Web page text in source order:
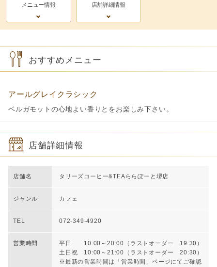
メニュー情報 店舗詳細情報
おすすめメニュー
アールグレイクラシック
ベルガモットの心地よい香りとをお楽しみ下さい。
店舗詳細情報
店舗名 タリーズコーヒー&TEAららぽーと堺店
ジャンル カフェ
TEL 072-349-4920
営業時間
平日 10:00～20:00（ラストオーダー 19:30）
土日祝 10:00～21:00（ラストオーダー 20:30）
※最新の営業時間は「営業時間」ページにてご確認